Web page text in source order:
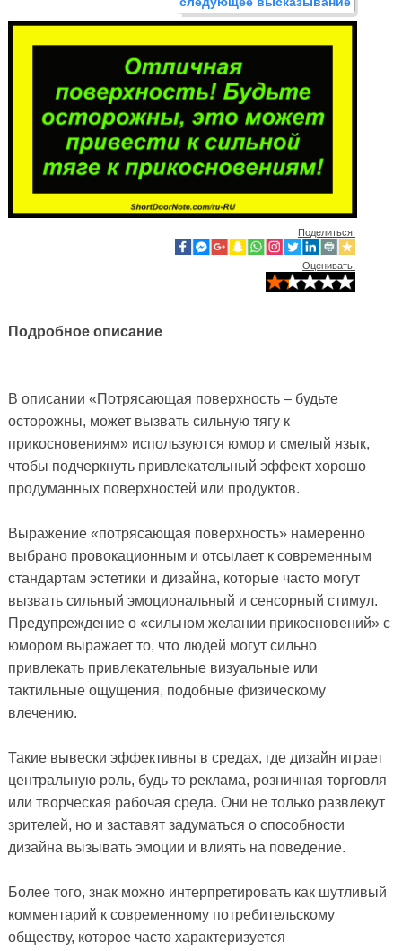
Поделиться:
Оценивать:
Подробное описание
В описании «Потрясающая поверхность – будьте
осторожны, может вызвать сильную тягу к
прикосновениям» используются юмор и смелый язык,
чтобы подчеркнуть привлекательный эффект хорошо
продуманных поверхностей или продуктов.
Выражение «потрясающая поверхность» намеренно
выбрано провокационным и отсылает к современным
стандартам эстетики и дизайна, которые часто могут
вызвать сильный эмоциональный и сенсорный стимул.
Предупреждение о «сильном желании прикосновений» с
юмором выражает то, что людей могут сильно
привлекать привлекательные визуальные или
тактильные ощущения, подобные физическому
влечению.
Такие вывески эффективны в средах, где дизайн играет
центральную роль, будь то реклама, розничная торговля
или творческая рабочая среда. Они не только развлекут
зрителей, но и заставят задуматься о способности
дизайна вызывать эмоции и влиять на поведение.
Более того, знак можно интерпретировать как шутливый
комментарий к современному потребительскому
обществу, которое часто характеризуется